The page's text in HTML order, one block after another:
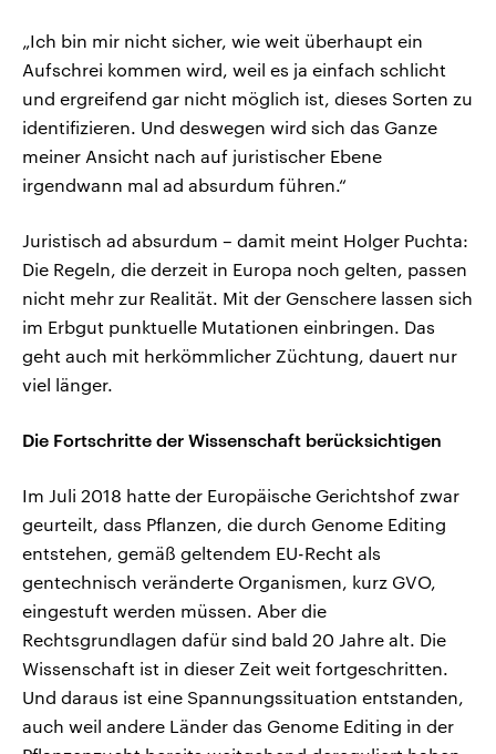
„Ich bin mir nicht sicher, wie weit überhaupt ein
Aufschrei kommen wird, weil es ja einfach schlicht
und ergreifend gar nicht möglich ist, dieses Sorten zu
identifizieren. Und deswegen wird sich das Ganze
meiner Ansicht nach auf juristischer Ebene
irgendwann mal ad absurdum führen.“
Juristisch ad absurdum – damit meint Holger Puchta:
Die Regeln, die derzeit in Europa noch gelten, passen
nicht mehr zur Realität. Mit der Genschere lassen sich
im Erbgut punktuelle Mutationen einbringen. Das
geht auch mit herkömmlicher Züchtung, dauert nur
viel länger.
Die Fortschritte der Wissenschaft berücksichtigen
Im Juli 2018 hatte der Europäische Gerichtshof zwar
geurteilt, dass Pflanzen, die durch Genome Editing
entstehen, gemäß geltendem EU-Recht als
gentechnisch veränderte Organismen, kurz GVO,
eingestuft werden müssen. Aber die
Rechtsgrundlagen dafür sind bald 20 Jahre alt. Die
Wissenschaft ist in dieser Zeit weit fortgeschritten.
Und daraus ist eine Spannungssituation entstanden,
auch weil andere Länder das Genome Editing in der